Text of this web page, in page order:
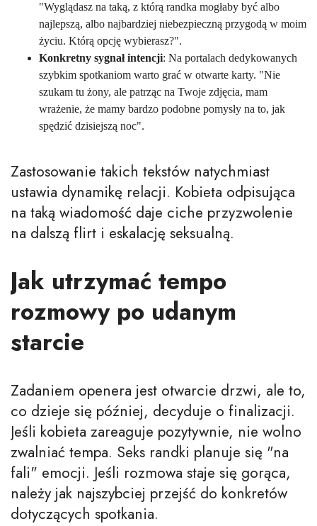
"Wyglądasz na taką, z którą randka mogłaby być albo
najlepszą, albo najbardziej niebezpieczną przygodą w moim
życiu. Którą opcję wybierasz?".
Konkretny sygnał intencji: Na portalach dedykowanych
szybkim spotkaniom warto grać w otwarte karty. "Nie
szukam tu żony, ale patrząc na Twoje zdjęcia, mam
wrażenie, że mamy bardzo podobne pomysły na to, jak
spędzić dzisiejszą noc".
Zastosowanie takich tekstów natychmiast
ustawia dynamikę relacji. Kobieta odpisująca
na taką wiadomość daje ciche przyzwolenie
na dalszą flirt i eskalację seksualną.
Jak utrzymać tempo
rozmowy po udanym
starcie
Zadaniem openera jest otwarcie drzwi, ale to,
co dzieje się później, decyduje o finalizacji.
Jeśli kobieta zareaguje pozytywnie, nie wolno
zwalniać tempa. Seks randki planuje się "na
fali" emocji. Jeśli rozmowa staje się gorąca,
należy jak najszybciej przejść do konkretów
dotyczących spotkania.